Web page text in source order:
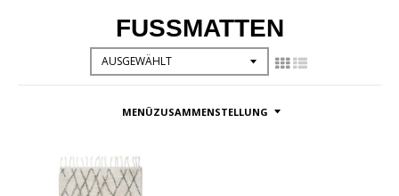
FUSSMATTEN
MENÜZUSAMMENSTELLUNG